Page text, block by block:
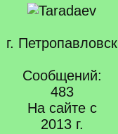
г. Петропавловск
Сообщений:
483
На сайте с
2013 г.